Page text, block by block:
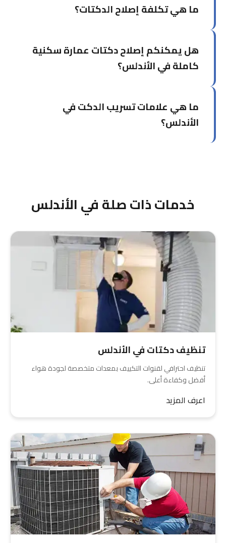
خلال فتحات الصيانة دون الحاجة لفتح الأسقف أو
ما هي تكلفة إصلاح الدكتات؟
بعد الفحص الأولي المجاني دون أي التزام.
هل يمكنكم إصلاح دكتات عمارة سكنية
كاملة في الأندلس؟
نصلح الدكتات الرئيسية والفرعية ونضمن عدم انقطاع
الخدمة عن السكان.
ما هي علامات تسريب الدكت في
الأندلس؟
خدمات ذات صلة في الأندلس
تنظيف دكتات في الأندلس
تنظيف احترافي لقنوات التكييف بمعدات متخصصة لجودة هواء
أفضل وكفاءة أعلى.
اعرف المزيد